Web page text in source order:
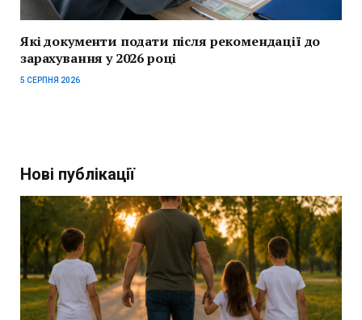
Які документи подати після рекомендації до
зарахування у 2026 році
5 СЕРПНЯ 2026
Нові публікації